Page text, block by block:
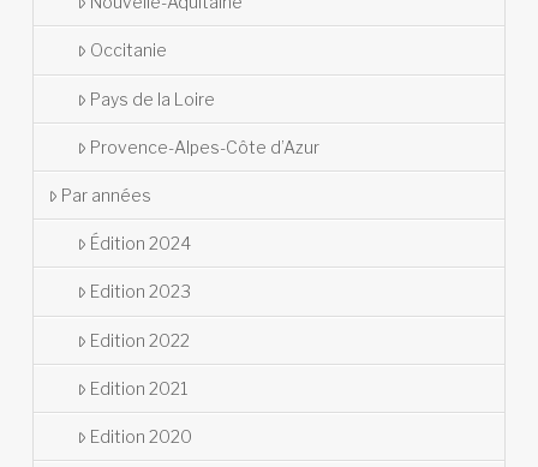
Occitanie
Pays de la Loire
Provence-Alpes-Côte d’Azur
Par années
Édition 2024
Edition 2023
Edition 2022
Edition 2021
Edition 2020